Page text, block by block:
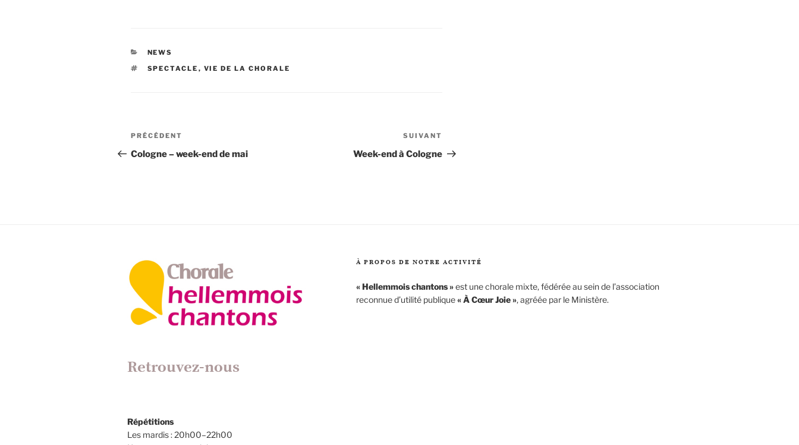
CATÉGORIES
NEWS
ÉTIQUETTES
SPECTACLE , VIE DE LA CHORALE
Navigation
de
Article
précédent
PRÉCÉDENT
Cologne – week-end de mai
suivant
SUIVANT
Week-end à Cologne
Retrouvez-nous
Répétitions
Les mardis : 20h00–22h00
À PROPOS DE NOTRE ACTIVITÉ
« Hellemmois chantons »est une chorale mixte, fédérée au sein de l’association
reconnue d’utilité publique« À Cœur Joie », agréée par le Ministère.